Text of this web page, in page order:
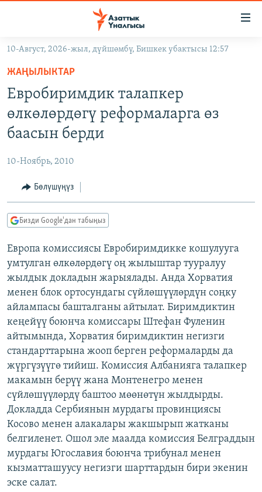
Навигацияга
өтүңүз
Издөөгө
салыңыз
КЫРГЫЗСТАН
КЫРГЫЗСТАН
МАДАНИЯТ
ДҮЙНӨ
УКРАИНА
ТВ ПРОГРАММАЛАР
БҮГҮН АЗАТТЫКТА
ДАНИСТЕ
АЗАТТЫК+
ЫҢГАЙСЫЗ СУРООЛОР
ПОДКАСТ
ОНЛАЙН ШЕРИНЕ
ЭЕ/АРнун бардык сайттары
10-Август, 2026-жыл, дүйшөмбү, Бишкек убактысы 12:57
ЖАҢЫЛЫКТАР
Евробиримдик талапкер
өлкөлөрдөгү реформаларга өз
баасын берди
10-Ноябрь, 2010
Бөлүшүңүз
Бизди Google'дан табыңыз
Европа комиссиясы Евробиримдикке кошулууга
умтулган өлкөлөрдөгү оң жылыштар тууралуу
жылдык докладын жарыялады. Анда Хорватия
менен блок ортосундагы сүйлөшүүлөрдүн соңку
айлампасы башталганы айтылат. Биримдиктин
кеңейүү боюнча комиссары Штефан Фуленин
айтымында, Хорватия биримдиктин негизги
стандарттарына жооп берген реформаларды да
жүргүзүүгө тийиш. Комиссия Албанияга талапкер
макамын берүү жана Монтенегро менен
сүйлөшүүлөрдү баштоо мөөнөтүн жылдырды.
Докладда Сербиянын мурдагы провинциясы
Косово менен алакалары жакшырып жатканы
белгиленет. Ошол эле маалда комиссия Белграддын
мурдагы Югославия боюнча трибунал менен
кызматташуусу негизги шарттардын бири экенин
эске салат.